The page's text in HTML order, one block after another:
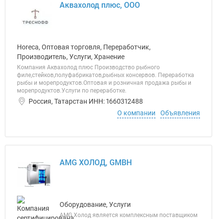
Аквахолод плюс, ООО
Horeca, Оптовая торговля, Переработчик,
Производитель, Услуги, Хранение
Компания Аквахолод плюс Производство рыбного
филе,стейков,полуфабрикатов,рыбных консервов. Переработка
рыбы и морепродуктов.Оптовая и розничная продажа рыбы и
морепродуктов.Услуги по переработке.
Россия, Татарстан ИНН: 1660312488
О компании
Объявления
AMG ХОЛОД, GMBH
Оборудование, Услуги
AMG Холод является комплексным поставщиком